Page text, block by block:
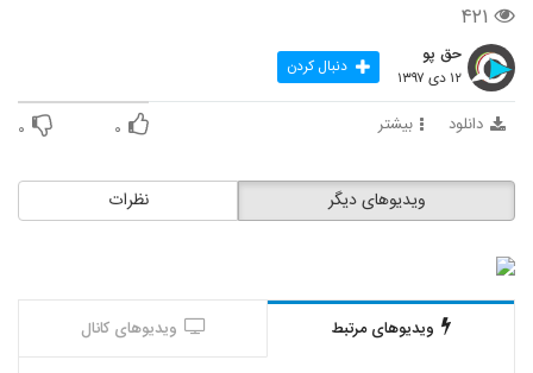
63
64
زیر صفر - Below Zero 1930
۴۷۳ بازدید
کله پوک‌ها - Block Heads 1938
۴۲۱
حق پو
۱۲ دی ۱۳۹۷ دنبال کردن
دانلود بیشتر ۰ ۰
نظرات ویدیوهای دیگر
ویدیوهای مرتبط ویدیوهای کانال